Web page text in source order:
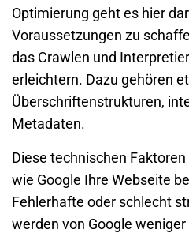
Optimierung geht es hier
Voraussetzungen zu
das Crawlen und
erleichtern. Dazu gehören
Überschriftenstrukturen,
Metadaten.
Diese technischen
wie Google Ihre Webseite
Fehlerhafte oder schlecht
werden von Google